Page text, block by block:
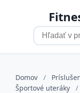
Domov /
Športové uteráky
/